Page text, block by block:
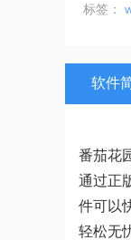
标签：
软件
番茄花
通过正
件可以
轻松无